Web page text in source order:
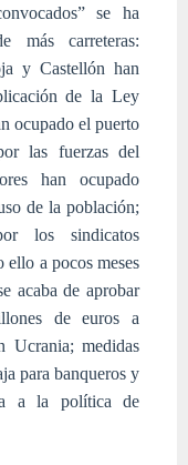
se ha
más carreteras:
y Castellón han
de la Ley
ocupado el puerto
las fuerzas del
han ocupado
de la población;
los sindicatos
a pocos meses
acaba de aprobar
de euros a
Ucrania; medidas
para banqueros y
a la política de